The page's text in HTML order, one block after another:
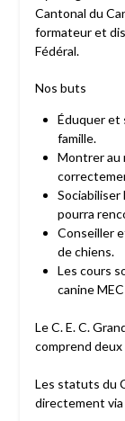
Cantonal du
formateur et
Fédéral.
Nos buts
Éduquer et
famille.
Montrer au
Sociabiliser
pourra
Conseiller
de chiens.
Les cours
canine
Le C. E. C.
comprend
Les statuts du
directement via